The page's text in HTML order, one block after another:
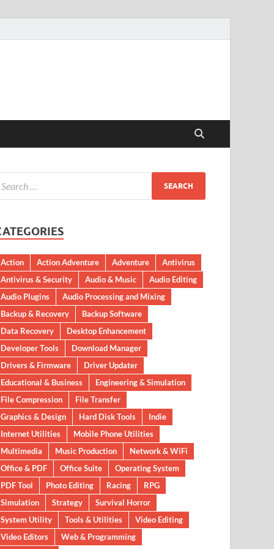
Action Action Adventure Adventure
Antivirus
Antivirus & Security
Audio & Music
Audio Editing
Audio Plugins
Audio Processing and Mixing
Backup & Recovery
Backup Software
Data Recovery
Desktop Enhancement
Developer Tools
Download Manager
Drivers & Firmware
Driver Updater
Educational & Business
Engineering & Simulation
File Compression
File Transfer
Graphics & Design
Hard Disk Tools
Indie
Internet Utilities
Mobile Phone Utilities
Multimedia
Music Production
Network & WiFi
Office & PDF
Office Suite
Operating System
PDF Tool
Photo Editing Racing
RPG
Simulation
Strategy
Survival Horror
System Utility
Tools & Utilities
Video Editing
Video Editors
Web & Programming